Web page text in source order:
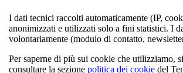
I dati tecnici raccolti automaticamente (IP,
anonimizzati e utilizzati solo a fini statistici. I
volontariamente (modulo di contatto,
Per saperne di più sui cookie che utilizziamo,
consultare la sezione politica dei cookie del